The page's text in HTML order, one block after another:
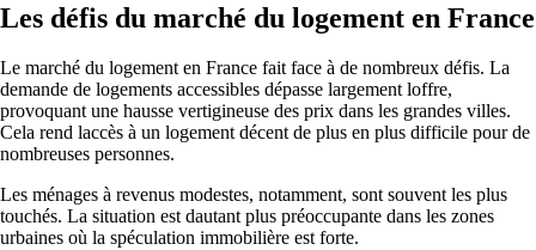
Les défis du marché du logement en France
Le marché du logement en France fait face à de nombreux défis. La
demande de logements accessibles dépasse largement loffre,
provoquant une hausse vertigineuse des prix dans les grandes villes.
Cela rend laccès à un logement décent de plus en plus difficile pour de
nombreuses personnes.
Les ménages à revenus modestes, notamment, sont souvent les plus
touchés. La situation est dautant plus préoccupante dans les zones
urbaines où la spéculation immobilière est forte.